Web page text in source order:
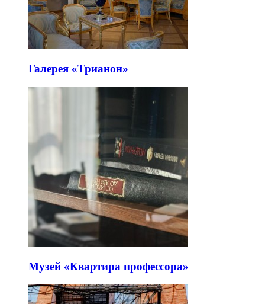
Галерея «Трианон»
Музей «Квартира профессора»